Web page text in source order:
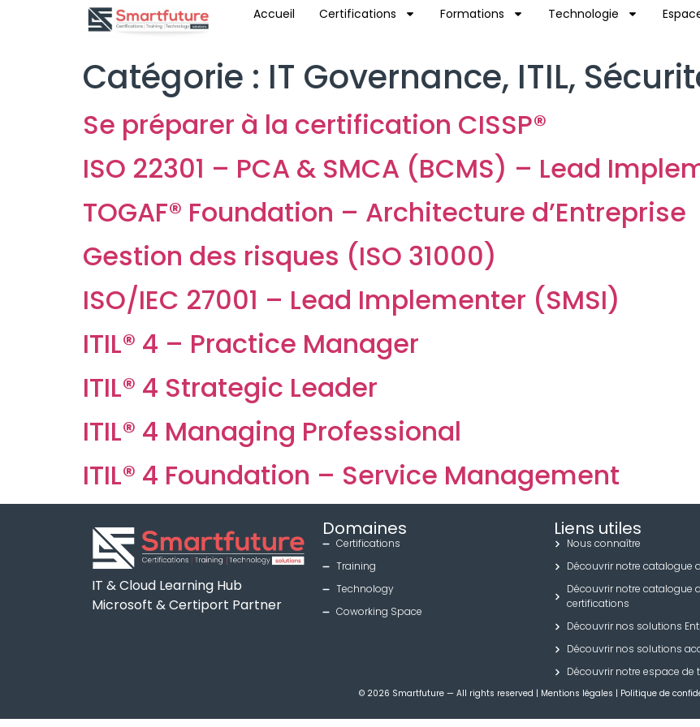
Accueil Certifications Formations Technologie
Catégorie : IT Governance, ITIL,
Se préparer à la certification CISSP®
ISO 22301 – PCA & SMCA (BCMS) – Lead
TOGAF® Foundation – Architecture d’Entreprise
Gestion des risques (ISO 31000)
ISO/IEC 27001 – Lead Implementer (SMSI)
ITIL® 4 – Practice Manager
ITIL® 4 Strategic Leader
ITIL® 4 Managing Professional
ITIL® 4 Foundation – Service Management
IT & Cloud Learning Hub
Microsoft & Certiport Partner
Domaines
Certifications
Training
Technology
Coworking Space
Liens utiles
Nous connaître
Découvrir notre catalogue
Découvrir notre catalogue
certifications
Découvrir nos solutions
Découvrir nos solutions
Découvrir notre espace de
© 2026 Smartfuture — All rights reserved | Mentions légales | Politique de